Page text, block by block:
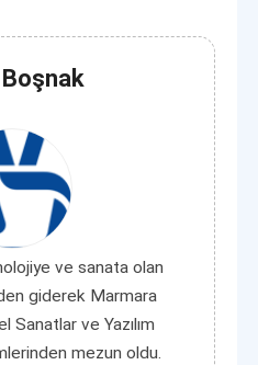
ve sanata olan
giderek Marmara
Sanatlar ve Yazılım
mezun oldu.